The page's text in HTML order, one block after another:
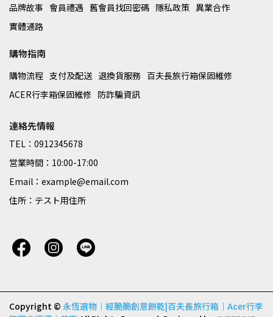
品牌故事 會員禮遇 舊會員找回密碼 隱私政策 異業合作
實體通路
購物指南
購物流程 支付及配送 退換貨服務 百夫長旅行箱保固維修
ACER行李箱保固維修 防詐騙資訊
連絡先情報
TEL：0912345678
営業時間：10:00-17:00
Email：example@email.com
住所：テスト用住所
Copyright © 永恆選物｜經脆脆創意餅乾|百夫長旅行箱｜Acer行李